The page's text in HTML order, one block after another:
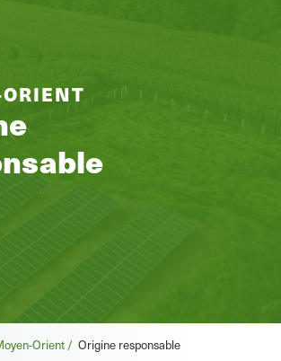
Orient / Origine responsable